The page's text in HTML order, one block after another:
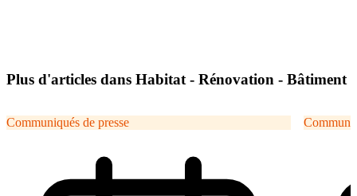
Plus d'articles dans Habitat - Rénovation - Bâtiment
Communiqués de presse